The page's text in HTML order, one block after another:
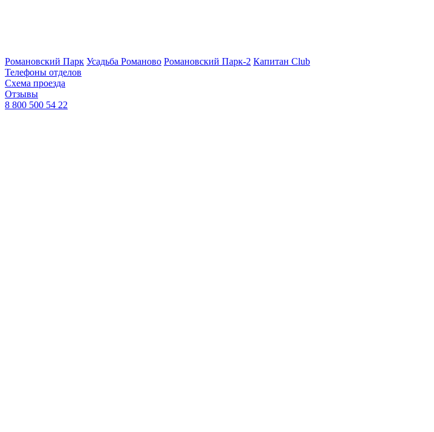
Романовский Парк Усадьба Романово Романовский Парк-2 Капитан Club
Телефоны отделов
Схема проезда
Отзывы
8 800 500 54 22